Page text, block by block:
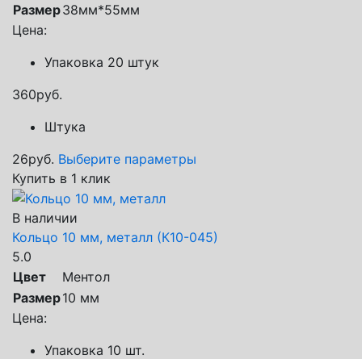
Размер38мм*55мм
Цена:
Упаковка 20 штук
360руб.
Штука
26руб. Выберите параметры
Купить в 1 клик
В наличии
Кольцо 10 мм, металл (К10-045)
5.0
Цвет
Ментол
Размер10 мм
Цена:
Упаковка 10 шт.